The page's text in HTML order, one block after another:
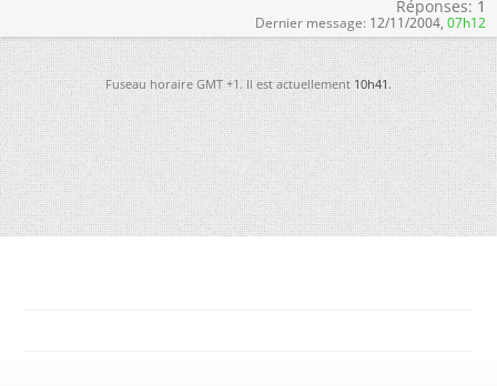
Réponses: 1
Dernier message: 12/11/2004, 07h12
Fuseau horaire GMT +1. Il est actuellement10h41.